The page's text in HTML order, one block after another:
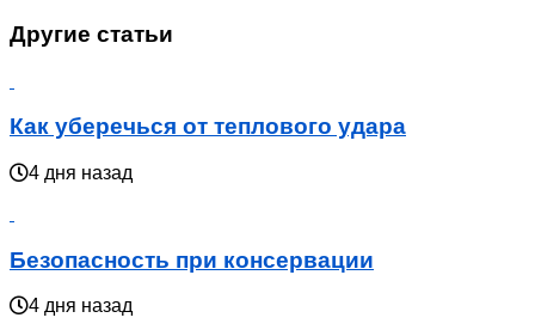
Другие статьи
Как уберечься от теплового удара
4 дня назад
Безопасность при консервации
4 дня назад